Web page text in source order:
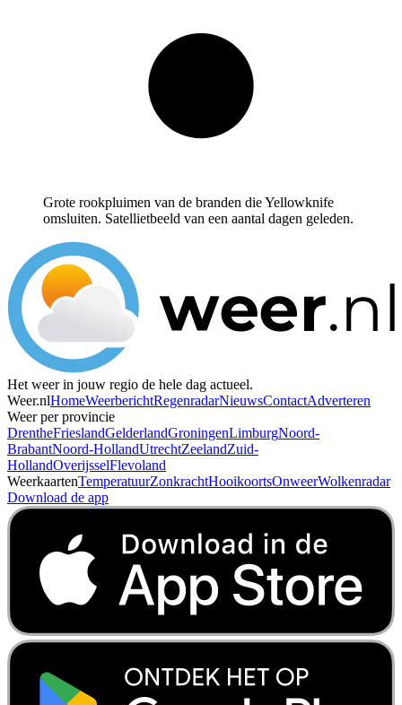
Grote rookpluimen van de branden die Yellowknife
omsluiten. Satellietbeeld van een aantal dagen geleden.
Het weer in jouw regio de hele dag actueel.
Weer.nlHomeWeerberichtRegenradarNieuwsContactAdverteren
Weer per provincie
DrentheFrieslandGelderlandGroningenLimburgNoord-
BrabantNoord-HollandUtrechtZeelandZuid-
HollandOverijsselFlevoland
WeerkaartenTemperatuurZonkrachtHooikoortsOnweerWolkenradar
Download de app